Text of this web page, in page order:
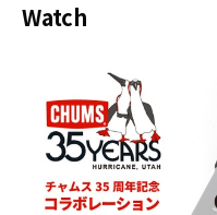
Watch